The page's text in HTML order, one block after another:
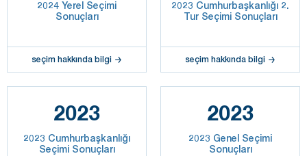
2024 Yerel Seçimi
Sonuçları
seçim hakkında bilgi
2023 Cumhurbaşkanlığı 2.
Tur Seçimi Sonuçları
seçim hakkında bilgi
2023
2023 Cumhurbaşkanlığı
Seçimi Sonuçları
2023
2023 Genel Seçimi
Sonuçları